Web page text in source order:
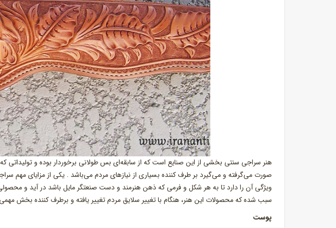
هنر سراجی سنتی بخشی از این صنایع است که از سابقه‌ای بس طولانی برخوردار بوده و تولیداتی
صورت‌ می‌گرفته و‌ می‌گیرد بر طرف کننده بسیاری از نیازهای مردم‌ می‌باشد . یکی از مزایای مهم
ویژگی آن را دارد تا به هر شکل و فرمی که ذهن هنرمند و دست صنعتگر مایل باشد در آید و
سبب شده که محصولات این هنر، هنگام با تغییر سلایق مردم تغییر یافته و برطرف کننده بخش
پوست